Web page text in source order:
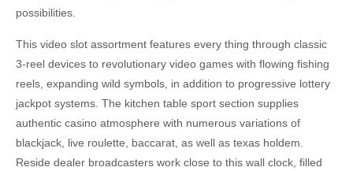
possibilities.
This video slot assortment features every thing through classic
3-reel devices to revolutionary video games with flowing fishing
reels, expanding wild symbols, in addition to progressive lottery
jackpot systems. The kitchen table sport section supplies
authentic casino atmosphere with numerous variations of
blackjack, live roulette, baccarat, as well as texas holdem.
Reside dealer broadcasters work close to this wall clock, filled